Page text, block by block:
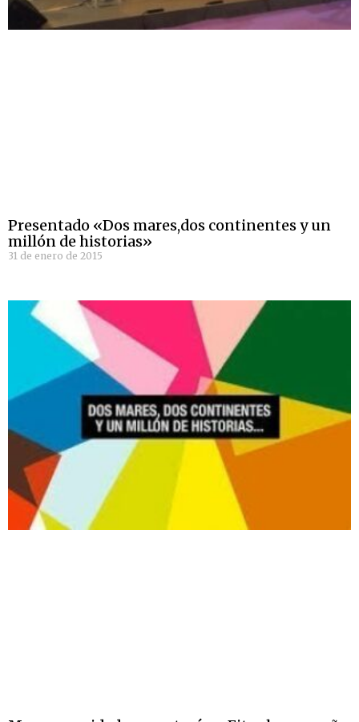
Presentado «Dos mares,dos continentes y un
millón de historias»
31 de enero de 2015